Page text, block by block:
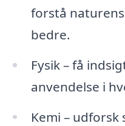
forstå
bedre.
Fysik – få
anvendelse i
Kemi –